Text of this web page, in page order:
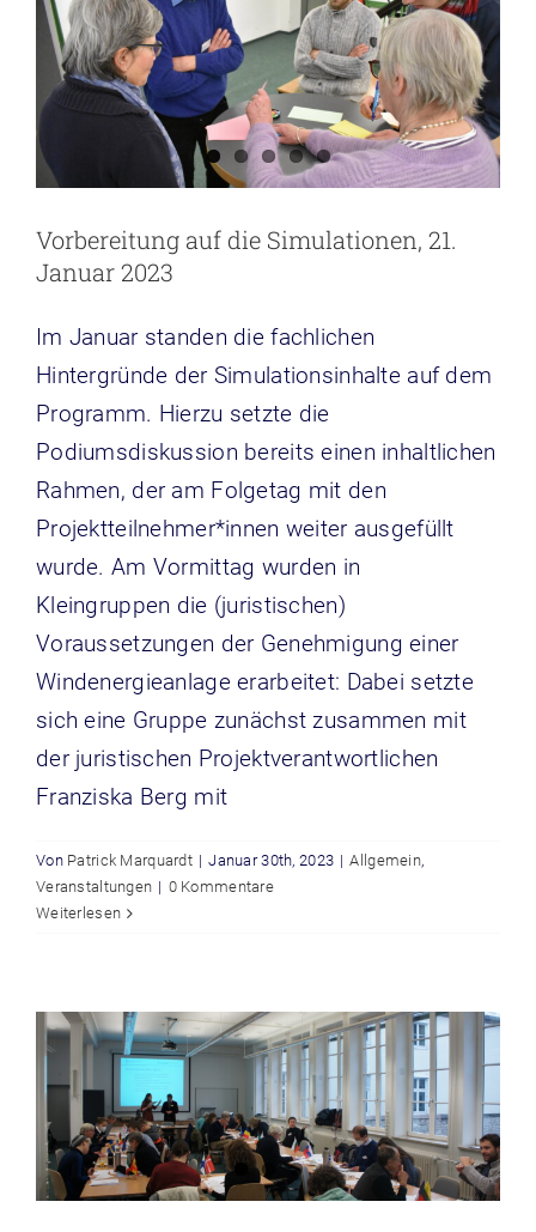
Vorbereitung auf die Simulationen, 21.
Januar 2023
Im Januar standen die fachlichen
Hintergründe der Simulationsinhalte auf dem
Programm. Hierzu setzte die
Podiumsdiskussion bereits einen inhaltlichen
Rahmen, der am Folgetag mit den
Projektteilnehmer*innen weiter ausgefüllt
wurde. Am Vormittag wurden in
Kleingruppen die (juristischen)
Voraussetzungen der Genehmigung einer
Windenergieanlage erarbeitet: Dabei setzte
sich eine Gruppe zunächst zusammen mit
der juristischen Projektverantwortlichen
Franziska Berg mit
Von Patrick Marquardt | Januar 30th, 2023 | Allgemein,
Veranstaltungen | 0 Kommentare
WeiterlesenAuftaktveranstaltung am 09.12. und